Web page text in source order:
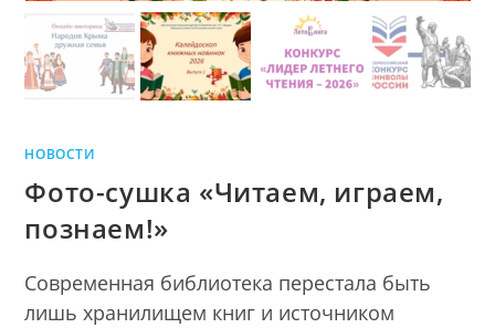
НОВОСТИ
Фото-сушка «Читаем, играем,
познаем!»
Современная библиотека перестала быть
лишь хранилищем книг и источником